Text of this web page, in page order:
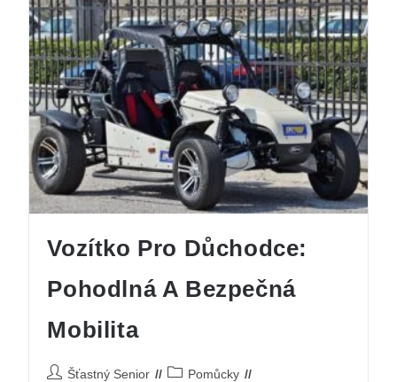
Vozítko Pro Důchodce:
Pohodlná A Bezpečná
Mobilita
Šťastný Senior
Pomůcky